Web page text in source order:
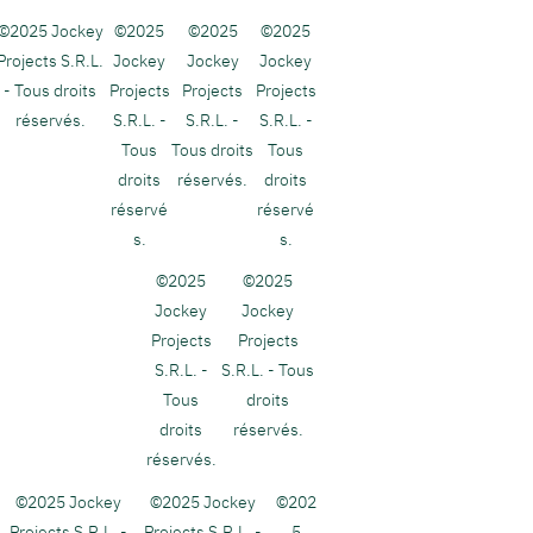
Jockey
S .R.L.
- Tous droits
réservés.
©2025
Jockey
Projects
S.R.L. -
Tous
droits
réservé
s.
©2025
Jockey
Projects
S .R.L. -
Tous droits
réservés.
©2025
Jockey
Projects
S.R.L. -
Tous
droits
réservé
s.
©2025
Jockey
Projects
S.R.L. -
Tous
droits
réservés.
©2025
Jockey
Projects
S .R.L. - Tous
droits
réservés.
©2025 Jockey
©2025 Jockey
©202